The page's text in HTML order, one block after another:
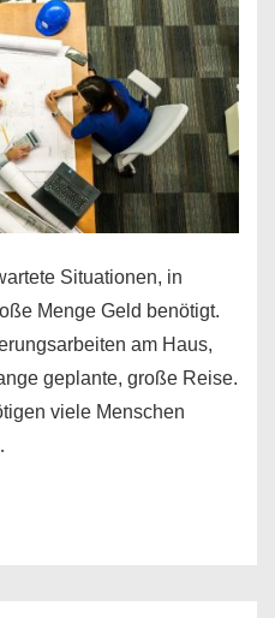
Situationen, in
Menge Geld benötigt.
am Haus,
geplante, große Reise.
viele Menschen